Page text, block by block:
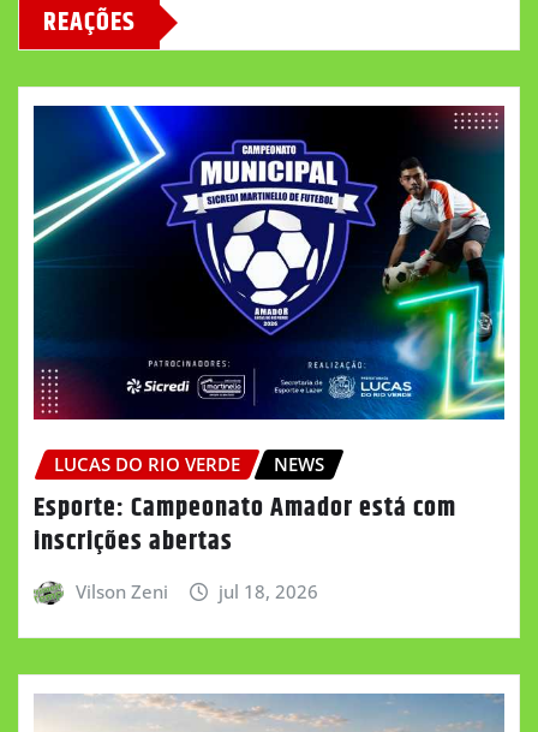
REAÇÕES
LUCAS DO RIO VERDE NEWS
Esporte: Campeonato Amador está com
inscrições abertas
Vilson Zeni jul 18, 2026